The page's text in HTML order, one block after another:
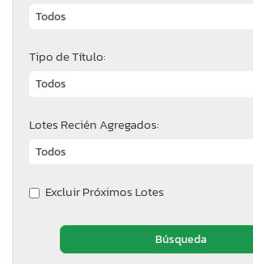
Tipo de Título:
Lotes Recién Agregados:
Excluir Próximos Lotes